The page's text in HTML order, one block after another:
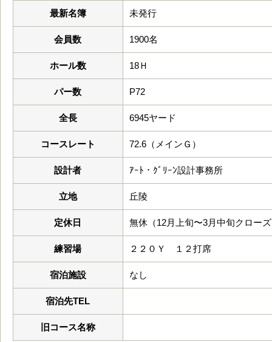
最新名簿 未発行
会員数 1900名
ホール数 18Ｈ
パー数 P72
全長 6945ヤード
コースレート 72.6（メインＧ）
設計者 ｱｰﾄ・ｸﾞﾘｰﾝ設計事務所
立地 丘陵
定休日 無休（12月上旬〜3月中旬クロー
練習場 ２２０Ｙ １２打席
宿泊施設 なし
宿泊先TEL
旧コース名称